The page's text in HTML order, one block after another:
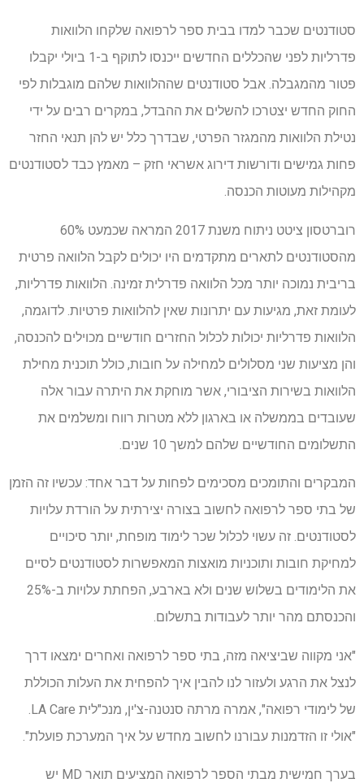
סטודנטים שכבר למדו בבית ספר לרפואה שלקחו הלוואות
פדרליות לפני שהכללים החדשים ייכנסו לתוקף ב-1 ביולי יקבלו
פטור מהמגבלה. אבל סטודנטים שההלוואות שלהם מוגבלות לפי
החוק החדש יצטרכו להשלים את ההבדל, במקרים רבים על ידי
נטילת הלוואות מהמגזר הפרטי, שבדרך כלל יש להן תנאי החזר
פחות גמישים ודורשות דירוג אשראי חזק – מאמץ כבד לסטודנטים
מקהילות מעוטות הכנסה.
רוברטסון ציטט ניתוח משנת 2017 המראה שכמעט 60%
מהסטודנטים לתארים מתקדמים היו יכולים לקבל הלוואה פרטית
בריבית נמוכה יותר מכל הלוואה פדרלית זמינה. הלוואות פדרליות,
לעומת זאת, מגיעות עם יתרונות שאין להלוואות פרטיות. לדוגמה,
הלוואות פדרליות יכולות לכלול החזרים חודשיים מכוילים להכנסה,
והן מציעות שני מסלולים למחילה על חובות, כולל תוכנית מחילת
הלוואות בשירות הציבורי, אשר מוחקת את היתרה עבור אלה
שעובדים בממשלה או בארגון ללא מטרות רווח ומשלמים את
התשלומים החודשיים שלהם למשך 10 שנים.
המבקרים והתומכים מסכימים לפחות על דבר אחד: עכשיו זה הזמן
של בתי ספר לרפואה לחשוב בצורה יצירתית על הורדת עלויות
לסטודנטים. זה עשוי לכלול שכר לימוד מופחת, יותר סיכויים
למחיקת חובות ותוכניות מואצות המאפשרות לסטודנטים לסיים
את הלימודים בשלוש שנים ולא בארבע, הפחתת עלויות ב-25%
והכנסתם מהר יותר לעבודות בתשלום.
"אני מקווה שביציאה מזה, בתי ספר לרפואה ואחרים ימצאו דרך
לנצל את הרגע ולעזור לנו להבין איך להפחית את העלות הכוללת
"אולי זו הזדמנות עבורנו לחשוב מחדש על איך המערכת פועלת".
בערך חמישית מבתי הספר לרפואה המציעים תואר MD יש